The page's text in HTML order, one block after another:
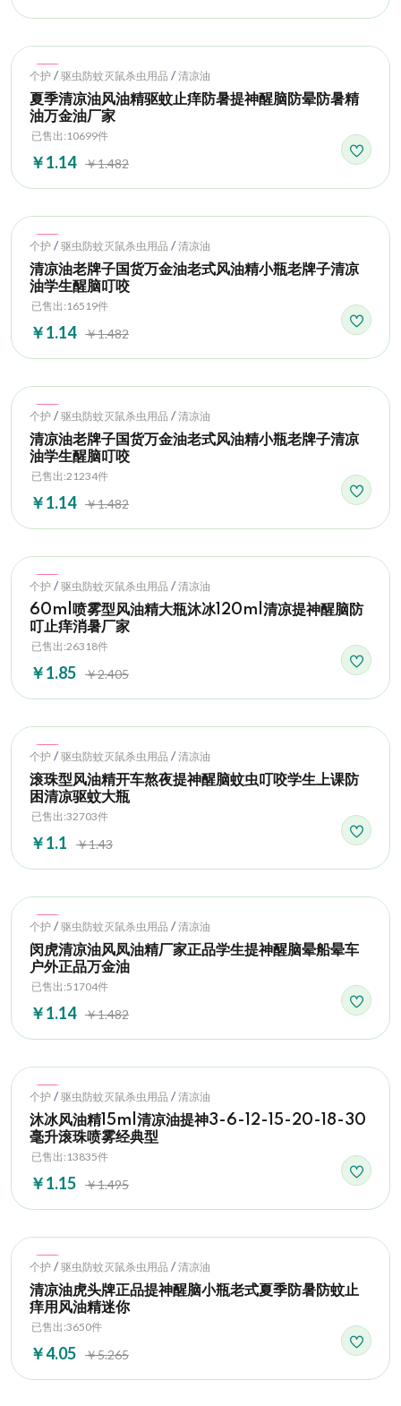
Hot
个护 / 驱虫防蚊灭鼠杀虫用品 / 清凉油
夏季清凉油风油精驱蚊止痒防暑提神醒脑防晕防暑精
油万金油厂家
已售出:10699件
￥1.14 ￥1.482
Hot
个护 / 驱虫防蚊灭鼠杀虫用品 / 清凉油
清凉油老牌子国货万金油老式风油精小瓶老牌子清凉
油学生醒脑叮咬
已售出:16519件
￥1.14 ￥1.482
Hot
个护 / 驱虫防蚊灭鼠杀虫用品 / 清凉油
清凉油老牌子国货万金油老式风油精小瓶老牌子清凉
油学生醒脑叮咬
已售出:21234件
￥1.14 ￥1.482
Hot
个护 / 驱虫防蚊灭鼠杀虫用品 / 清凉油
60ml喷雾型风油精大瓶沐冰120ml清凉提神醒脑防
叮止痒消暑厂家
已售出:26318件
￥1.85 ￥2.405
Hot
个护 / 驱虫防蚊灭鼠杀虫用品 / 清凉油
滚珠型风油精开车熬夜提神醒脑蚊虫叮咬学生上课防
困清凉驱蚊大瓶
已售出:32703件
￥1.1 ￥1.43
Hot
个护 / 驱虫防蚊灭鼠杀虫用品 / 清凉油
闵虎清凉油风凤油精厂家正品学生提神醒脑晕船晕车
户外正品万金油
已售出:51704件
￥1.14 ￥1.482
Hot
个护 / 驱虫防蚊灭鼠杀虫用品 / 清凉油
沐冰风油精15ml清凉油提神3-6-12-15-20-18-30
毫升滚珠喷雾经典型
已售出:13835件
￥1.15 ￥1.495
Hot
个护 / 驱虫防蚊灭鼠杀虫用品 / 清凉油
清凉油虎头牌正品提神醒脑小瓶老式夏季防暑防蚊止
痒用风油精迷你
已售出:3650件
￥4.05 ￥5.265